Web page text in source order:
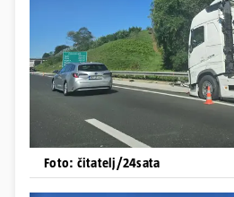
Foto: čitatelj/24sata